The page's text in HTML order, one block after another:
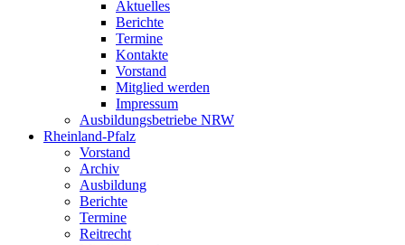
Aktuelles
Berichte
Termine
Kontakte
Vorstand
Mitglied werden
Impressum
Ausbildungsbetriebe NRW
Rheinland-Pfalz
Vorstand
Archiv
Ausbildung
Berichte
Termine
Reitrecht